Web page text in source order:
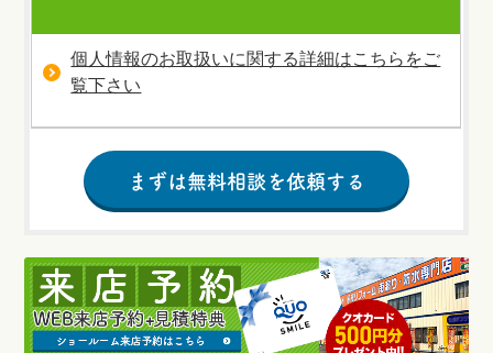
個人情報のお取扱いに関する詳細はこちらをご
覧下さい